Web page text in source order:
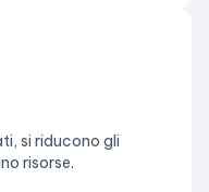
si riducono gli
risorse.